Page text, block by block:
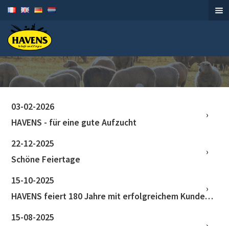
Schafe und Ziegen
03-02-2026
HAVENS - für eine gute Aufzucht
22-12-2025
Schöne Feiertage
15-10-2025
HAVENS feiert 180 Jahre mit erfolgreichem Kundentag
15-08-2025